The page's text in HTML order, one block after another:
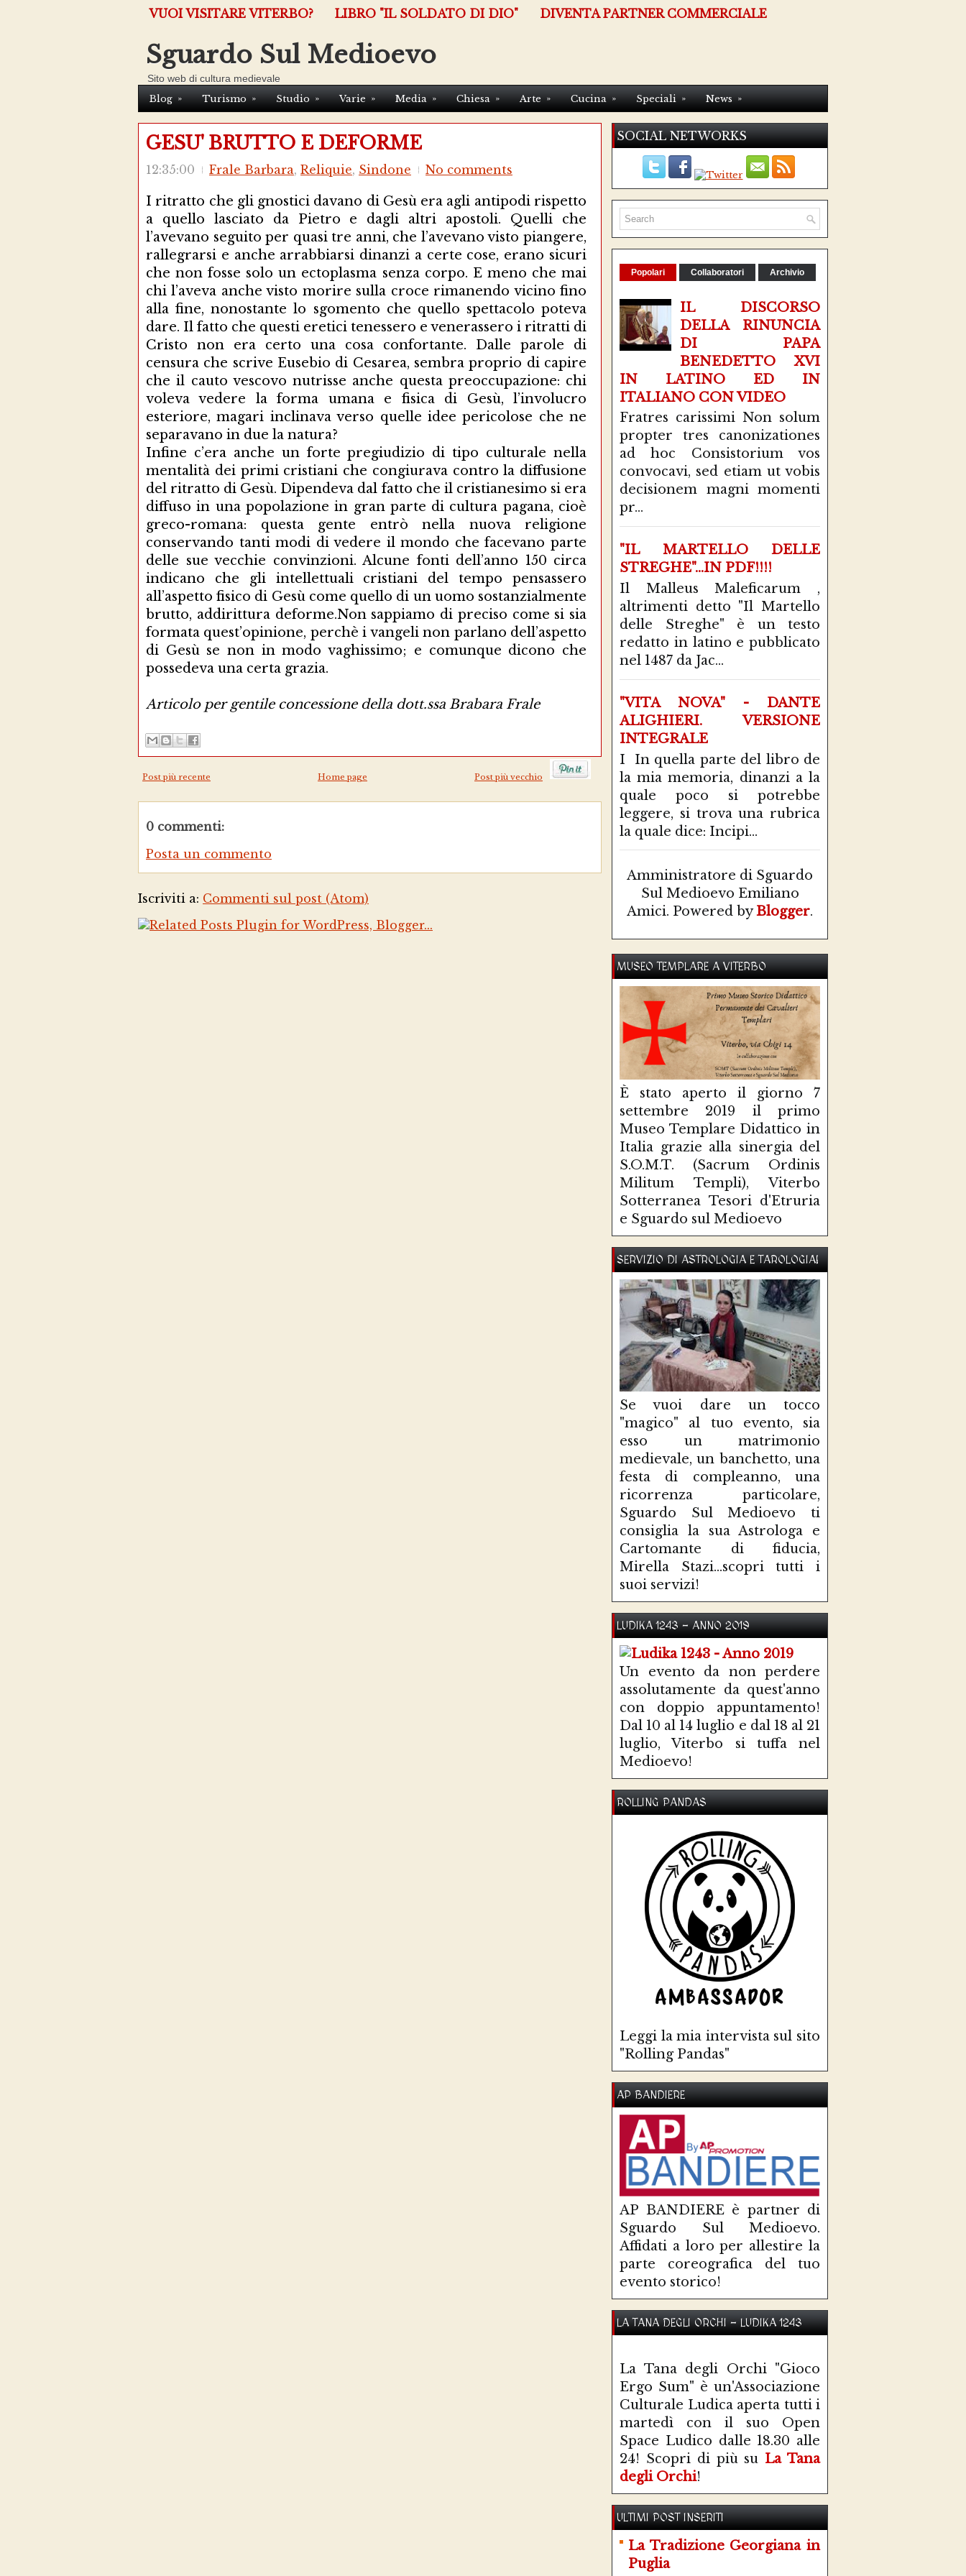
VUOI VISITARE VITERBO? LIBRO "IL SOLDATO DI DIO" DIVENTA PARTNER COMMERCIALE
Sguardo Sul Medioevo
Sito web di cultura medievale
Blog » Turismo » Studio » Varie » Media » Chiesa » Arte » Cucina » Speciali » News »
GESU' BRUTTO E DEFORME
12:35:00 Frale Barbara, Reliquie, Sindone No comments
I ritratto che gli gnostici davano di Gesù era agli antipodi rispetto
a quello lasciato da Pietro e dagli altri apostoli. Quelli che
l’avevano seguito per quasi tre anni, che l’avevano visto piangere,
rallegrarsi e anche arrabbiarsi dinanzi a certe cose, erano sicuri
che non fosse solo un ectoplasma senza corpo. E meno che mai
chi l’aveva anche visto morire sulla croce rimanendo vicino fino
alla fine, nonostante lo sgomento che quello spettacolo poteva
dare. Il fatto che questi eretici tenessero e venerassero i ritratti di
Cristo non era certo una cosa confortante. Dalle parole di
censura che scrive Eusebio di Cesarea, sembra proprio di capire
che il cauto vescovo nutrisse anche questa preoccupazione: chi
voleva vedere la forma umana e fisica di Gesù, l’involucro
esteriore, magari inclinava verso quelle idee pericolose che ne
separavano in due la natura?
Infine c’era anche un forte pregiudizio di tipo culturale nella
mentalità dei primi cristiani che congiurava contro la diffusione
del ritratto di Gesù. Dipendeva dal fatto che il cristianesimo si era
diffuso in una popolazione in gran parte di cultura pagana, cioè
greco-romana: questa gente entrò nella nuova religione
conservando tanti modi di vedere il mondo che facevano parte
delle sue vecchie convinzioni. Alcune fonti dell’anno 150 circa
indicano che gli intellettuali cristiani del tempo pensassero
all’aspetto fisico di Gesù come quello di un uomo sostanzialmente
brutto, addirittura deforme.Non sappiamo di preciso come si sia
formata quest’opinione, perchè i vangeli non parlano dell’aspetto
di Gesù se non in modo vaghissimo; e comunque dicono che
possedeva una certa grazia.
Articolo per gentile concessione della dott.ssa Brabara Frale
Post più recente Post più vecchio
Home page
0 commenti:
Posta un commento
Iscriviti a: Commenti sul post (Atom)
SOCIAL NETWORKS
Popolari Collaboratori Archivio
IL DISCORSO
DELLA RINUNCIA
DI PAPA
BENEDETTO XVI
IN LATINO ED IN
ITALIANO CON VIDEO
Fratres carissimi Non solum
propter tres canonizationes
ad hoc Consistorium vos
convocavi, sed etiam ut vobis
decisionem magni momenti
pr...
"IL MARTELLO DELLE
STREGHE"...IN PDF!!!!
Il Malleus Maleficarum ,
altrimenti detto "Il Martello
delle Streghe" è un testo
redatto in latino e pubblicato
nel 1487 da Jac...
"VITA NOVA" - DANTE
ALIGHIERI. VERSIONE
INTEGRALE
I In quella parte del libro de
la mia memoria, dinanzi a la
quale poco si potrebbe
leggere, si trova una rubrica
la quale dice: Incipi...
Amministratore di Sguardo
Sul Medioevo Emiliano
Amici. Powered byBlogger.
MUSEO TEMPLARE A VITERBO
È stato aperto il giorno 7
settembre 2019 il primo
Museo Templare Didattico in
Italia grazie alla sinergia del
S.O.M.T. (Sacrum Ordinis
Militum Templi), Viterbo
Sotterranea Tesori d'Etruria
e Sguardo sul Medioevo
SERVIZIO DI ASTROLOGIA E TAROLOGIA!
Se vuoi dare un tocco
"magico" al tuo evento, sia
esso un matrimonio
medievale, un banchetto, una
festa di compleanno, una
ricorrenza particolare,
Sguardo Sul Medioevo ti
consiglia la sua Astrologa e
Cartomante di fiducia,
Mirella Stazi...scopri tutti i
suoi servizi!
LUDIKA 1243 - ANNO 2019
Un evento da non perdere
assolutamente da quest'anno
con doppio appuntamento!
Dal 10 al 14 luglio e dal 18 al 21
luglio, Viterbo si tuffa nel
Medioevo!
ROLLING PANDAS
Leggi la mia intervista sul sito
"Rolling Pandas"
AP BANDIERE
AP BANDIERE è partner di
Sguardo Sul Medioevo.
Affidati a loro per allestire la
parte coreografica del tuo
evento storico!
LA TANA DEGLI ORCHI - LUDIKA 1243
La Tana degli Orchi "Gioco
Ergo Sum" è un'Associazione
Culturale Ludica aperta tutti i
martedì con il suo Open
Space Ludico dalle 18.30 alle
24! Scopri di più su La Tana
degli Orchi!
ULTIMI POST INSERITI
La Tradizione Georgiana in
Puglia